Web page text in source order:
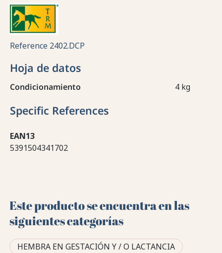
Reference 2402.DCP
Hoja de datos
Condicionamiento 4 kg
Specific References
EAN13
5391504341702
Este producto se encuentra en las
siguientes categorías
HEMBRA EN GESTACIÓN Y / O LACTANCIA